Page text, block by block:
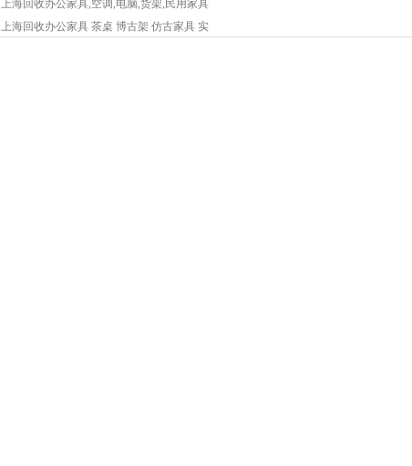
上海回收办公家具,空调,电脑,货架,民用家具
上海回收办公家具 茶桌 博古架 仿古家具 实